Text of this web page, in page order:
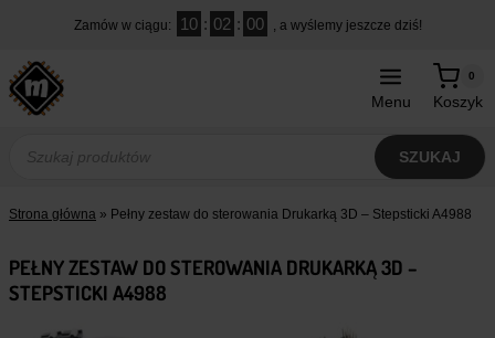
treści
Zamów w ciągu: 10 : 01 : 59 , a wyślemy jeszcze dziś!
Menu Koszyk
0
produktów
SZUKAJ
Strona główna » Pełny zestaw do sterowania Drukarką 3D – Stepsticki A4988
PEŁNY ZESTAW DO STEROWANIA DRUKARKĄ 3D –
STEPSTICKI A4988